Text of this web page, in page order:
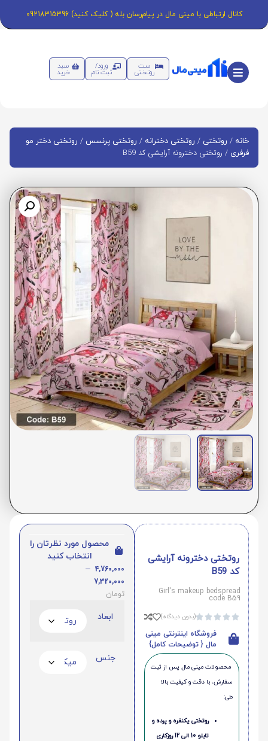
کانال ارتباطی با مینی مال در پیام‌رسان بله ( کلیک کنید) 09218315396
ست
روتختی
ورود/
ثبت نام
سبد
خرید
خانه / روتختی / روتختی دخترانه / روتختی پرنسس / روتختی دختر مو
فرفری / روتختی دخترونه آرایشی کد B59
روتختی دخترونه آرایشی
کد B59
Girl's makeup bedspread
code B59




(بدون دیدگاه)
فروشگاه اینترنتی مینی
مال { توضیحات کامل}
محصولات مینی‌ مال پس از ثبت
سفارش، با دقت و کیفیت بالا
طی:
روتختی یکنفره و پرده و
تابلو 10 الی 12 روزکاری
محصول مورد نظرتان را
انتخاب کنید
4,760,000
–
7,320,000
تومان
ابعاد
جنس